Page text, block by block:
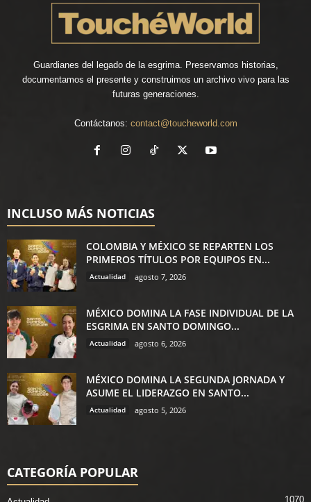
Guardianes del legado de la esgrima. Preservamos historias,
documentamos el presente y construimos un archivo vivo para las
futuras generaciones.
Contáctanos: contact@toucheworld.com
INCLUSO MÁS NOTICIAS
COLOMBIA Y MÉXICO SE REPARTEN LOS
PRIMEROS TÍTULOS POR EQUIPOS EN...
Actualidad agosto 7, 2026
MÉXICO DOMINA LA FASE INDIVIDUAL DE LA
ESGRIMA EN SANTO DOMINGO...
Actualidad agosto 6, 2026
MÉXICO DOMINA LA SEGUNDA JORNADA Y
ASUME EL LIDERAZGO EN SANTO...
Actualidad agosto 5, 2026
CATEGORÍA POPULAR
1070